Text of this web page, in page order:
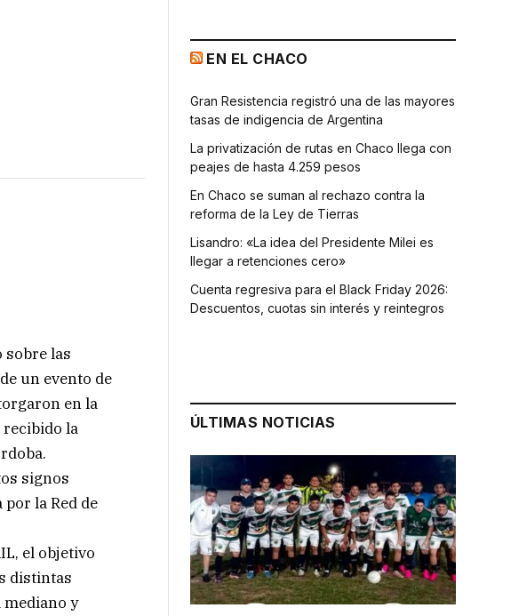
sobre las
un evento de
en la
recibido la
signos
la Red de
el objetivo
distintas
mediano y
EN EL CHACO
Gran Resistencia registró una de las mayores
tasas de indigencia de Argentina
La privatización de rutas en Chaco llega con
peajes de hasta 4.259 pesos
En Chaco se suman al rechazo contra la
reforma de la Ley de Tierras
Lisandro: «La idea del Presidente Milei es
llegar a retenciones cero»
Cuenta regresiva para el Black Friday 2026:
Descuentos, cuotas sin interés y reintegros
ÚLTIMAS NOTICIAS